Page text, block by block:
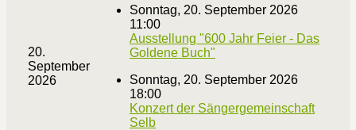
20.
September
2026
Sonntag, 20. September 2026
11:00
Ausstellung "600 Jahr Feier - Das
Goldene Buch"
Sonntag, 20. September 2026
18:00
Konzert der Sängergemeinschaft
Selb